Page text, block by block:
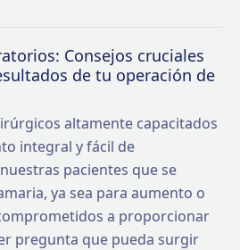
Consejos cruciales
de tu operación de
altamente capacitados
integral y fácil de
pacientes que se
ya sea para aumento o
a proporcionar
pregunta que pueda surgir